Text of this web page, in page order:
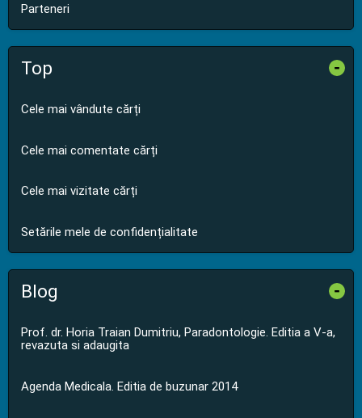
Parteneri
Top -
Cele mai vândute cărți
Cele mai comentate cărți
Cele mai vizitate cărți
Setările mele de confidențialitate
Blog -
Prof. dr. Horia Traian Dumitriu, Paradontologie. Editia a V-a,
revazuta si adaugita
Agenda Medicala. Editia de buzunar 2014